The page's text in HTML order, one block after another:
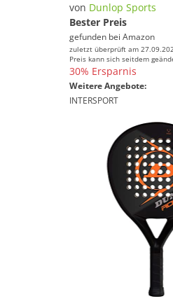
von Dunlop Sports
Bester Preis
gefunden bei Amazon
zuletzt überprüft am
Preis kann sich seitdem
30% Ersparnis
Weitere Angebote:
INTERSPORT